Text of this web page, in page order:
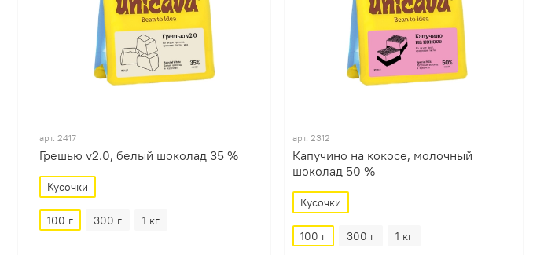
арт.2417
Грешью v2.0, белый шоколад 35 %
Кусочки
100 г 300 г 1 кг
арт. 2312
Капучино на кокосе, молочный
шоколад 50 %
Кусочки
100 г 300 г 1 кг